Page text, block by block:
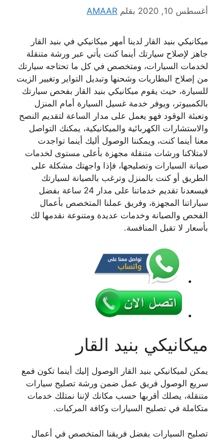
أغسطس 10, 2020 بقلم AMAAR
ميكانيكي بنيد القار لدينا أمهر ميكانيكي في بنيد القار
جاهز لإصلاح سيارتك أينما كنت يأتي عبر ورشة متنقلة
لخدمات السيارات، ومتخصص في كل ما تحتاجه سيارتك
من إصلاح البطاريات وشحنها وتبديل التواير وتغيير الزيت
للسيارة، حيث يقوم ميكانيكي بنيد القار بفحص سيارتك
بالكمبيوتر، ويوفر خدمة غسيل السيارة أمام المنزل
وتعبئة الوقود فهو يعمل على مدار الساعة لتقديم النصح
والاستشارات الكهربائية والميكانيكية، يمكنك التواصل
معنا أينما كنت، ويمكننا الوصول أليك أينما تواجدت
لامتلاكنا ورشات متنقلة مجهزة بأعلى مستوى لخدمات
صيانة السيارات وتصليحها، فإذا واجهتك مشكلة على
الطريق أو كنت بالمنزل وترغب بالصيانة لسيارتك
فيسعدنا تقديم خدماتنا على مدار 24 ساعة بفضل
سياراتنا المجهزة، وفريق عملنا المتخصص بأعمال
الفحص والصيانة وخدمات عديدة ومتنوعة نقدمها لك
بأسعار لا تقبل المنافسة.
ميكانيكي بنيد القار
يمكن لميكانيكي بنيد القار الوصول إليك أينما تكون فمع
سريع الوصول فريق عمل ضمن ورشة تصليح سيارات
متنقلة، يصلك أقربها حسب مكانك لإننا نمتلك خدمات
متكاملة في تصليح السيارات وكافة المركبات.
تصليح السيارات بفضل فريقنا المتخصص في أعمال